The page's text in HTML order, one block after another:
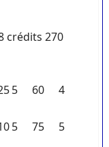
crédits 270
5 60 4
5 75 5